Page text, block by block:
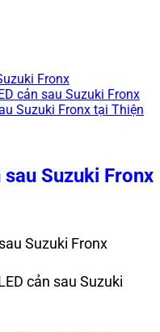
Fronx
cản sau Suzuki Fronx
Suzuki Fronx tại Thiện
Suzuki Fronx
Suzuki Fronx
cản sau Suzuki